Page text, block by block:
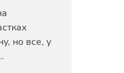
но все, у